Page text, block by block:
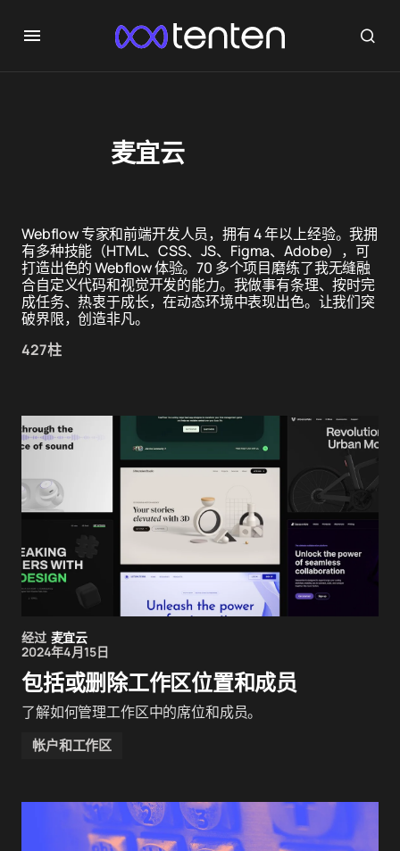
麦宜云
Webflow 专家和前端开发人员，拥有 4 年以上经验。我拥
有多种技能（HTML、CSS、JS、Figma、Adobe），可
打造出色的 Webflow 体验。70 多个项目磨练了我无缝融
合自定义代码和视觉开发的能力。我做事有条理、按时完
成任务、热衷于成长，在动态环境中表现出色。让我们突
破界限，创造非凡。
427柱
经过 麦宜云
2024年4月15日
包括或删除工作区位置和成员
了解如何管理工作区中的席位和成员。
帐户和工作区